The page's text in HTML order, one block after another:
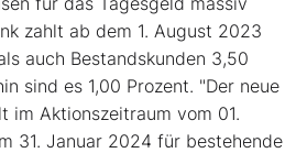
zahlt ab dem 1. August 2023
auch Bestandskunden 3,50
sind es 1,00 Prozent. "Der neue
im Aktionszeitraum vom 01.
31. Januar 2024 für bestehende